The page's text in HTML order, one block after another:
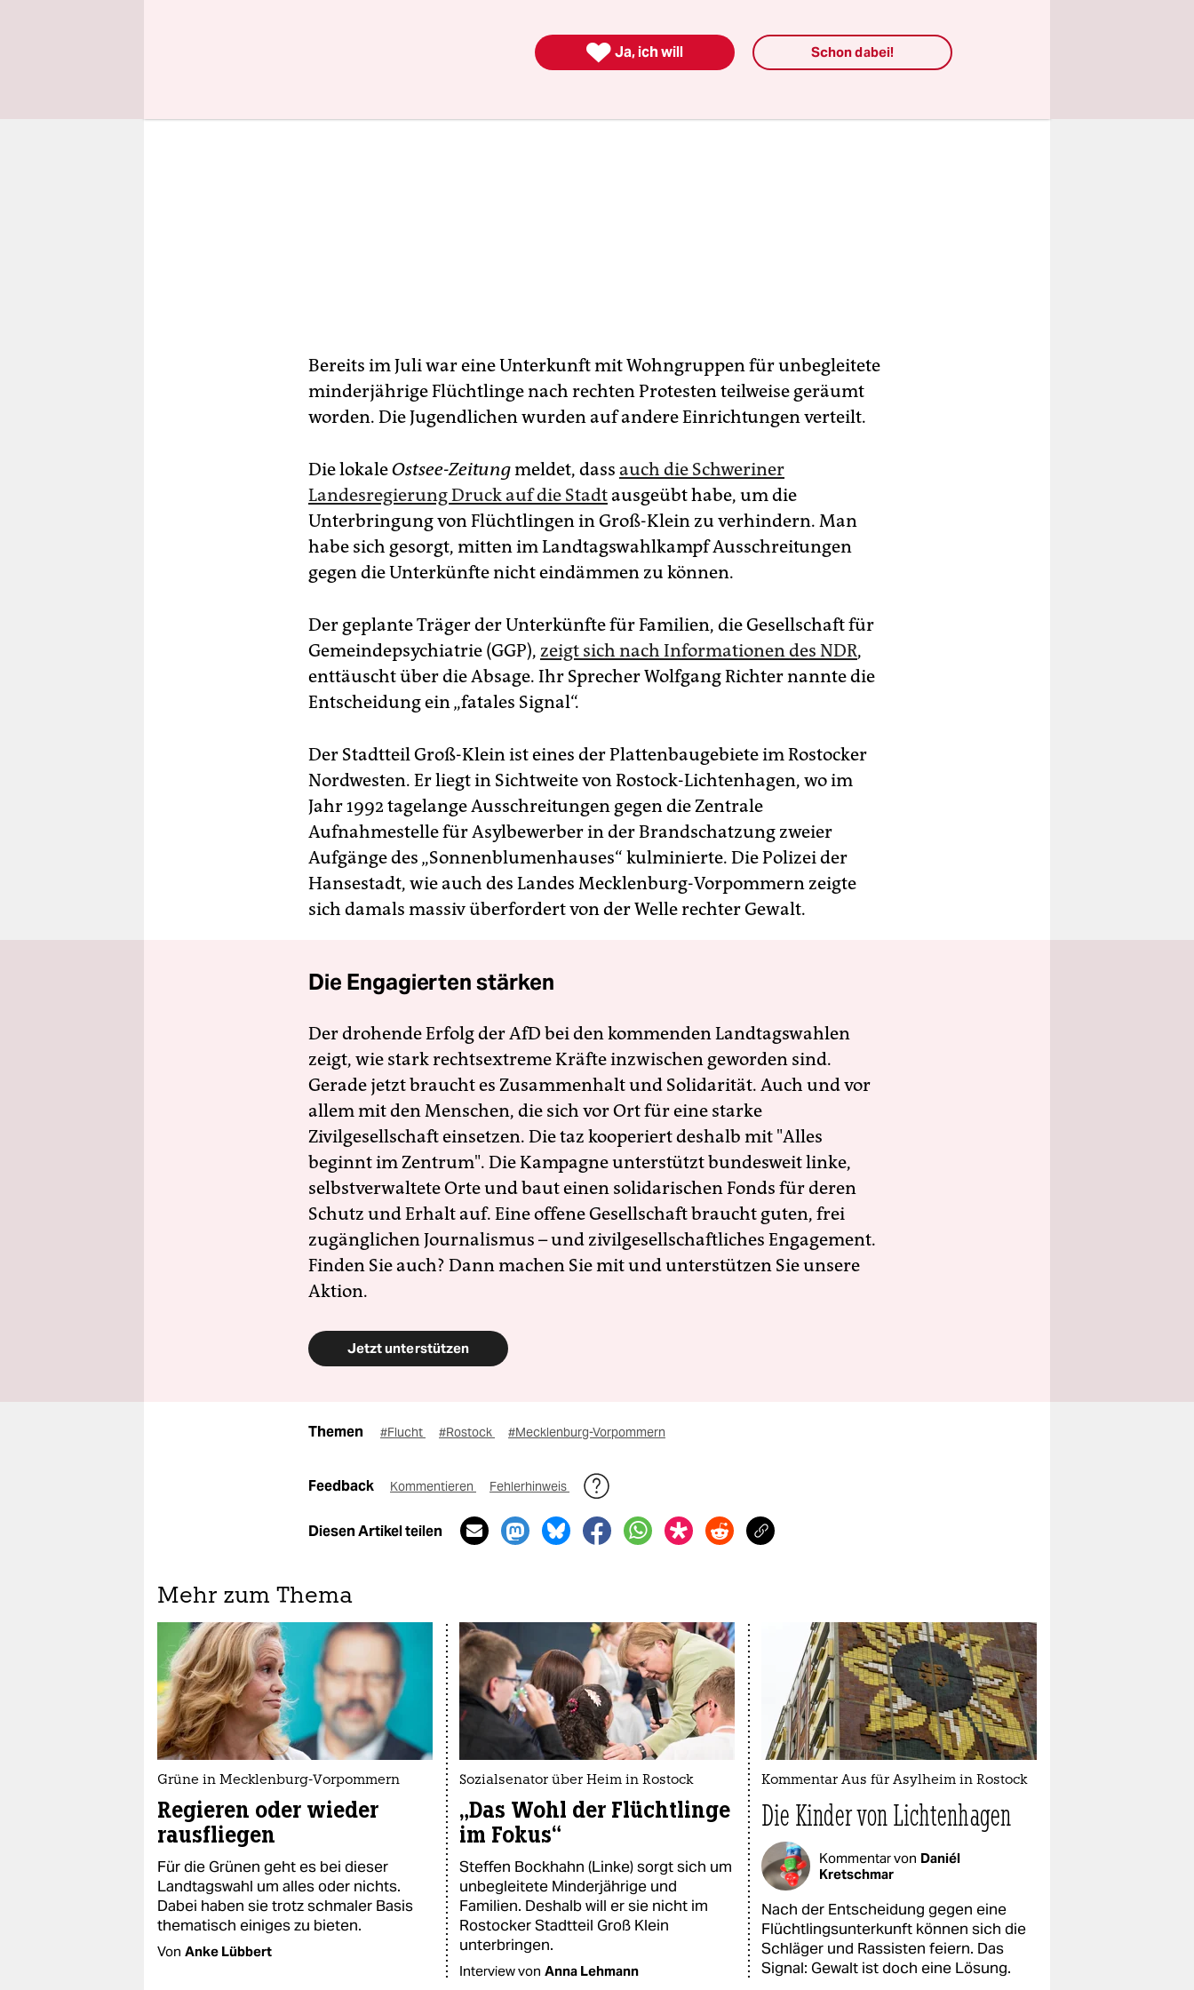
Bereits im Juli war eine Unterkunft mit Wohngruppen für unbegleitete
minderjährige Flüchtlinge nach rechten Protesten teilweise geräumt
worden. Die Jugendlichen wurden auf andere Einrichtungen verteilt.
Die lokaleOstsee-Zeitungmeldet, dass auch die Schweriner
Landesregierung Druck auf die Stadtausgeübt habe, um die
Unterbringung von Flüchtlingen in Groß-Klein zu verhindern. Man
habe sich gesorgt, mitten im Landtagswahlkampf Ausschreitungen
gegen die Unterkünfte nicht eindämmen zu können.
Der geplante Träger der Unterkünfte für Familien, die Gesellschaft für
Gemeindepsychiatrie (GGP), zeigt sich nach Informationen des NDR,
enttäuscht über die Absage. Ihr Sprecher Wolfgang Richter nannte die
Entscheidung ein „fatales Signal“.
Der Stadtteil Groß-Klein ist eines der Plattenbaugebiete im Rostocker
Nordwesten. Er liegt in Sichtweite von Rostock-Lichtenhagen, wo im
Jahr 1992 tagelange Ausschreitungen gegen die Zentrale
Aufnahmestelle für Asylbewerber in der Brandschatzung zweier
Aufgänge des „Sonnenblumenhauses“ kulminierte. Die Polizei der
Hansestadt, wie auch des Landes Mecklenburg-Vorpommern zeigte
sich damals massiv überfordert von der Welle rechter Gewalt.
Die Engagierten stärken
Der drohende Erfolg der AfD bei den kommenden Landtagswahlen
zeigt, wie stark rechtsextreme Kräfte inzwischen geworden sind.
Gerade jetzt braucht es Zusammenhalt und Solidarität. Auch und vor
allem mit den Menschen, die sich vor Ort für eine starke
Zivilgesellschaft einsetzen. Die taz kooperiert deshalb mit "Alles
beginnt im Zentrum". Die Kampagne unterstützt bundesweit linke,
selbstverwaltete Orte und baut einen solidarischen Fonds für deren
Schutz und Erhalt auf. Eine offene Gesellschaft braucht guten, frei
zugänglichen Journalismus – und zivilgesellschaftliches Engagement.
Finden Sie auch? Dann machen Sie mit und unterstützen Sie unsere
Aktion.
Jetzt unterstützen
Themen #Flucht #Rostock #Mecklenburg-Vorpommern
Feedback Kommentieren Fehlerhinweis
Diesen Artikel teilen
Mehr zum Thema
Grüne in Mecklenburg-Vorpommern
Regieren oder wieder
rausfliegen
Für die Grünen geht es bei dieser
Landtagswahl um alles oder nichts.
Dabei haben sie trotz schmaler Basis
thematisch einiges zu bieten.
Von Anke Lübbert
Sozialsenator über Heim in Rostock
„Das Wohl der Flüchtlinge
im Fokus“
Steffen Bockhahn (Linke) sorgt sich um
unbegleitete Minderjährige und
Familien. Deshalb will er sie nicht im
Rostocker Stadtteil Groß Klein
unterbringen.
Interview von Anna Lehmann
Kommentar Aus für Asylheim in Rostock
Die Kinder von Lichtenhagen
Kommentar von Daniél
Kretschmar
Nach der Entscheidung gegen eine
Flüchtlingsunterkunft können sich die
Schläger und Rassisten feiern. Das
Signal: Gewalt ist doch eine Lösung.
 Ja, ich will Schon dabei!